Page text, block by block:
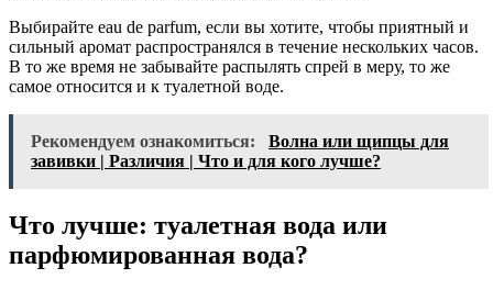
Выбирайте eau de parfum, если вы хотите, чтобы приятный и
сильный аромат распространялся в течение нескольких часов.
В то же время не забывайте распылять спрей в меру, то же
самое относится и к туалетной воде.
Рекомендуем ознакомиться:
Волна или щипцы для
завивки | Различия | Что и для кого лучше?
Что лучше: туалетная вода или
парфюмированная вода?